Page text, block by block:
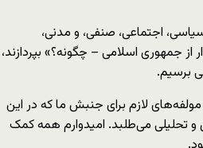
سیاسی، اجتماعی، صنفی، و مدنی،
جمهوری اسلامی – چگونه؟» بپردازند،
برسیم.
مولفه‌های لازم برای جنبش ما که در این
تحلیلی می‌طلبد. امیدوارم همه کمک